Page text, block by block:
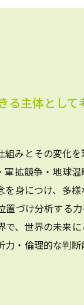
る主体として
組みとその変化
軍拡競争・地球
身につけ、多
づけ分析する力
で、世界の未来
・倫理的な判